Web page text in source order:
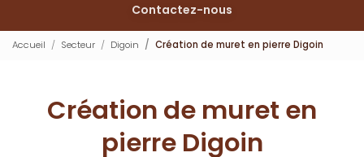
Contactez-nous
Accueil Secteur Digoin Création de muret en pierre Digoin
Création de muret en
pierre Digoin